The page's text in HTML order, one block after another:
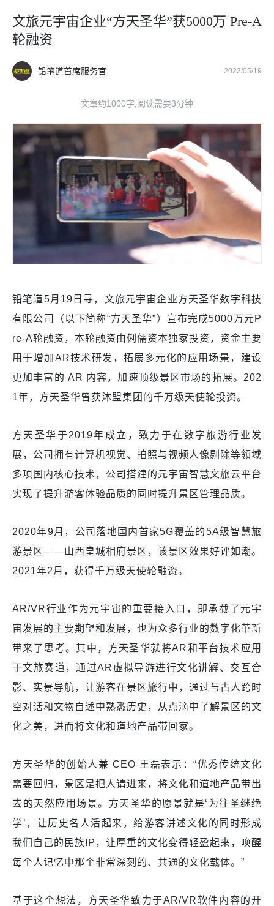
文旅元宇宙企业“方天圣华”获5000万 Pre-A
轮融资
铅笔道首席服务官 2022/05/19
文章约1000字,阅读需要3分钟
铅笔道5月19日寻，文旅元宇宙企业方天圣华数字科技
有限公司（以下简称“方天圣华”）宣布完成5000万元P
re-A轮融资，本轮融资由俐儒资本独家投资，资金主要
用于增加AR技术研发，拓展多元化的应用场景，建设
更加丰富的 AR 内容，加速顶级景区市场的拓展。202
1年，方天圣华曾获沐盟集团的千万级天使轮投资。
方天圣华于2019年成立，致力于在数字旅游行业发
展，公司拥有计算机视觉、拍照与视频人像剔除等领域
多项国内核心技术，公司搭建的元宇宙智慧文旅云平台
实现了提升游客体验品质的同时提升景区管理品质。
2020年9月，公司落地国内首家5G覆盖的5A级智慧旅
游景区——山西皇城相府景区，该景区效果好评如潮。
2021年2月，获得千万级天使轮融资。
AR/VR行业作为元宇宙的重要接入口，即承载了元宇
宙发展的主要期望和发展，也为众多行业的数字化革新
带来了思考。其中，方天圣华就将AR和平台技术应用
于文旅赛道，通过AR虚拟导游进行文化讲解、交互合
影、实景导航，让游客在景区旅行中，通过与古人跨时
空对话和文物自述中熟悉历史，从点滴中了解景区的文
化之美，进而将文化和道地产品带回家。
方天圣华的创始人兼 CEO 王磊表示：“优秀传统文化
需要回归，景区是把人请进来，将文化和道地产品带出
去的天然应用场景。方天圣华的愿景就是‘为往圣继绝
学’，让历史名人活起来，给游客讲述文化的同时形成
我们自己的民族IP，让厚重的文化变得轻盈起来，唤醒
每个人记忆中那个非常深刻的、共通的文化载体。”
基于这个想法，方天圣华致力于AR/VR软件内容的开